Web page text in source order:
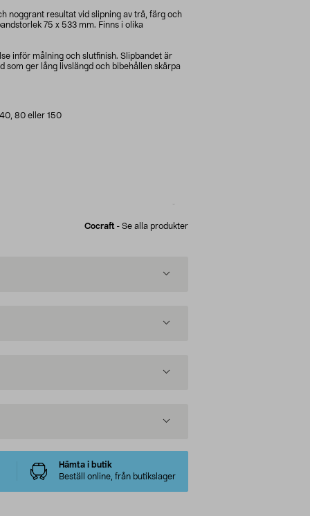
noggrant resultat vid slipning av trä, färg och
75 x 533 mm. Finns i olika
inför målning och slutfinish. Slipbandet är
som ger lång livslängd och bibehållen skärpa
80 eller 150
Cocraft - Se alla produkter
Hämta i butik
Beställ online, från butikslager